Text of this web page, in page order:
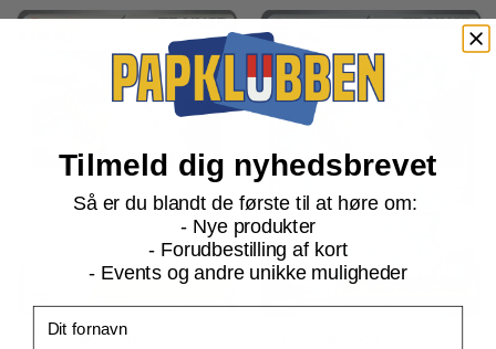
SV10.5 Black Bolt
Tilmeld dig nyhedsbrevet
Så er du blandt de første til at høre om:
- Nye produkter
- Forudbestilling af kort
- Events og andre unikke muligheder